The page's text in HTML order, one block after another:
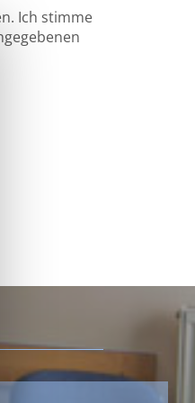
Ich stimme